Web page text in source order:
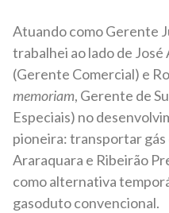
Atuando como Gerente
trabalhei ao lado de
(Gerente Comercial) e
memoriam, Gerente de
Especiais) no
pioneira: transportar
Araraquara e Ribeirão
como alternativa
gasoduto convencional.